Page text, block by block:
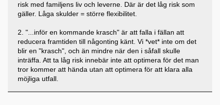
risk med familjens liv och leverne. Där är det låg risk som
gäller. Låga skulder = större flexibilitet.
2. "...inför en kommande krasch" är att falla i fällan att
reducera framtiden till någonting känt. Vi *vet* inte om det
blir en "krasch", och än mindre när den i såfall skulle
inträffa. Att ta låg risk innebär inte att optimera för det man
tror kommer att hända utan att optimera för att klara alla
möjliga utfall.